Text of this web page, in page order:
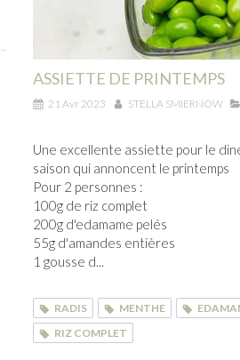
ASSIETTE DE PRINTEMPS
21 Avr 2023 STELLA SMIERNOW
Une excellente assiette pour le
saison qui annoncent le printemps
Pour 2 personnes :
100g de riz complet
200g d'edamame pelés
55g d'amandes entières
1 gousse d...
RADIS MENTHE
RIZ COMPLET